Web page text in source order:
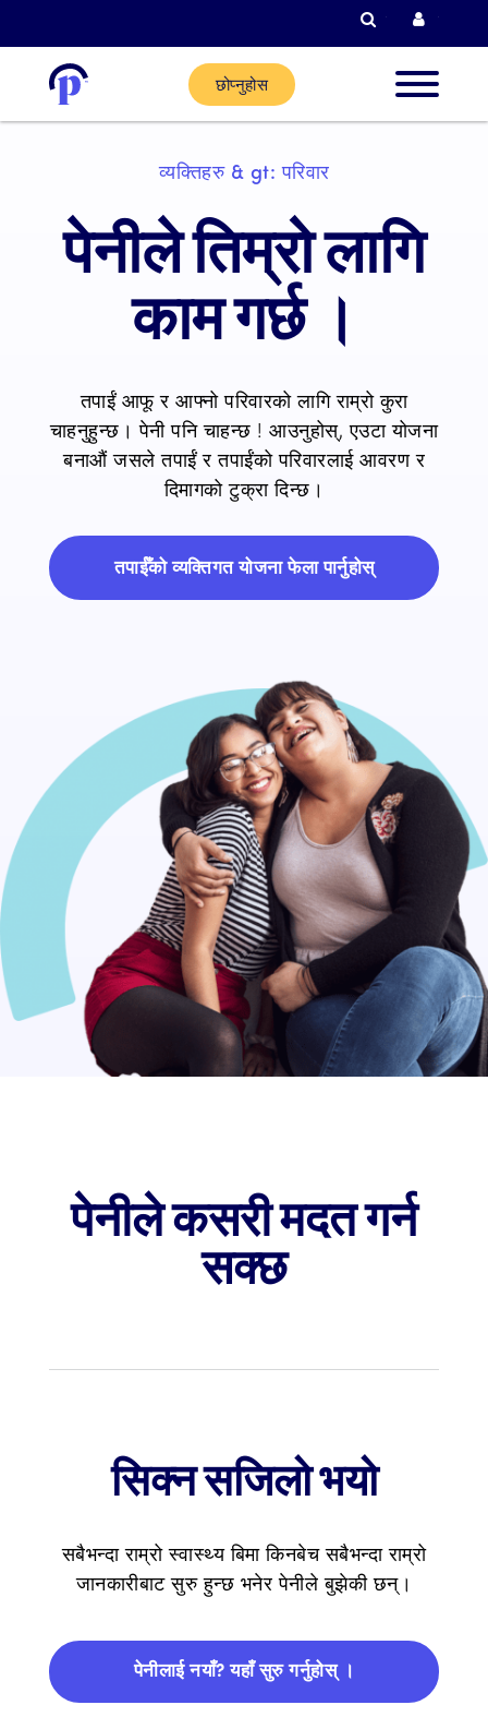
खोजी गर्नुहोस्
छोप्नुहोस
हालका
ग्राहकहरू
मद्दत
व्यक्तिहरु & gt: परिवार
पेनीले तिम्रो लागि
काम गर्छ ।
तपाईं आफू र आफ्नो परिवारको लागि राम्रो कुरा
चाहनुहुन्छ। पेनी पनि चाहन्छ ! आउनुहोस्, एउटा योजना
बनाऔं जसले तपाईं र तपाईंको परिवारलाई आवरण र
दिमागको टुक्रा दिन्छ।
तपाईँको व्यक्तिगत योजना फेला पार्नुहोस्
पेनीले कसरी मदत गर्न
सक्छ
सिक्न सजिलो भयो
सबैभन्दा राम्रो स्वास्थ्य बिमा किनबेच सबैभन्दा राम्रो
जानकारीबाट सुरु हुन्छ भनेर पेनीले बुझेकी छन्।
पेनीलाई नयाँ? यहाँ सुरु गर्नुहोस् ।